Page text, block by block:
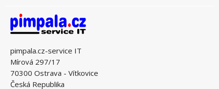
pimpala.cz-service IT
Mírová 297/17
70300 Ostrava - Vítkovice
Česká Republika